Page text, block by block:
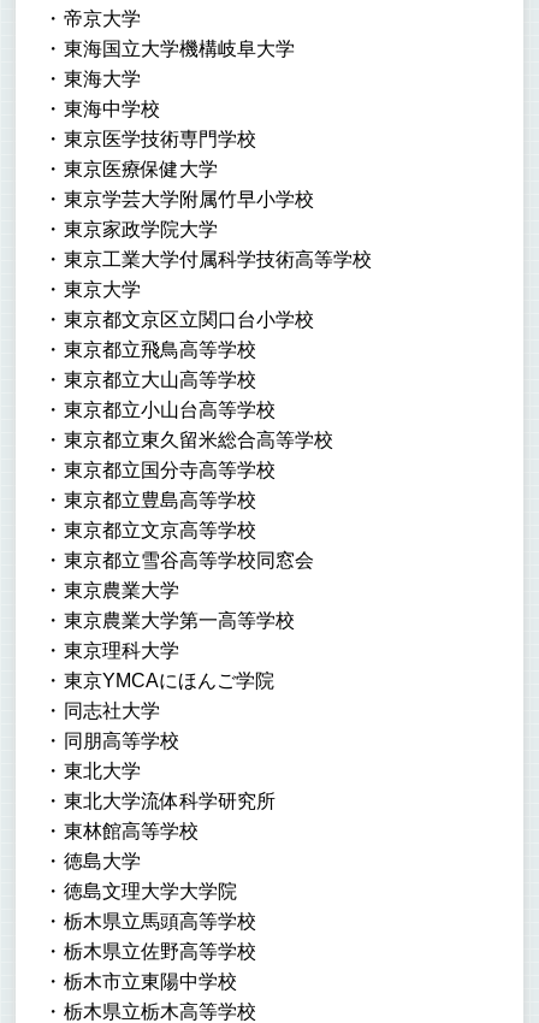
帝京大学
東海国立大学機構岐阜大学
東海大学
東海中学校
東京医学技術専門学校
東京医療保健大学
東京学芸大学附属竹早小学校
東京家政学院大学
東京工業大学付属科学技術高等学校
東京大学
東京都文京区立関口台小学校
東京都立飛鳥高等学校
東京都立大山高等学校
東京都立小山台高等学校
東京都立東久留米総合高等学校
東京都立国分寺高等学校
東京都立豊島高等学校
東京都立文京高等学校
東京都立雪谷高等学校同窓会
東京農業大学
東京農業大学第一高等学校
東京理科大学
東京YMCAにほんご学院
同志社大学
同朋高等学校
東北大学
東北大学流体科学研究所
東林館高等学校
徳島大学
徳島文理大学大学院
栃木県立馬頭高等学校
栃木県立佐野高等学校
栃木市立東陽中学校
栃木県立栃木高等学校